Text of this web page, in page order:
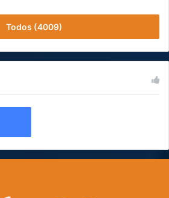
Todos (4009)